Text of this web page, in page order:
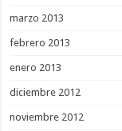
marzo 2013
febrero 2013
enero 2013
diciembre 2012
noviembre 2012